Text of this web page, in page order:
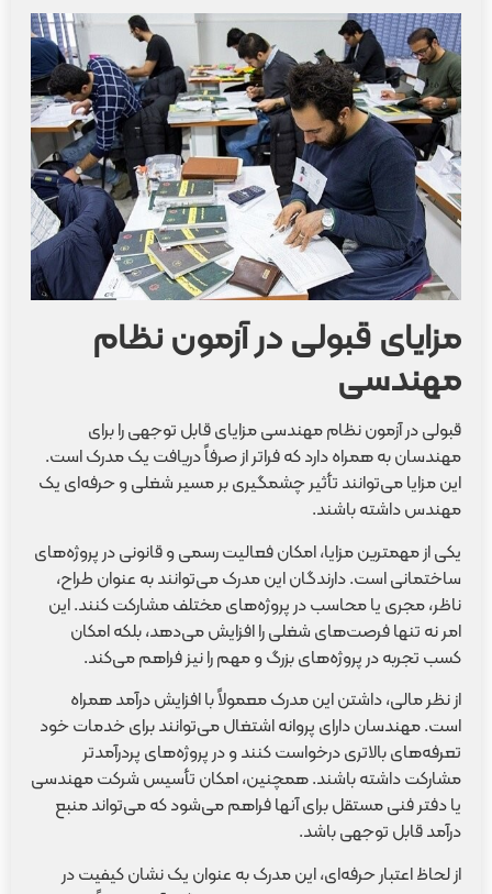
مزایای قبولی در آزمون نظام
مهندسی
قبولی در آزمون نظام مهندسی مزایای قابل توجهی را برای
مهندسان به همراه دارد که فراتر از صرفاً دریافت یک مدرک است.
این مزایا می‌توانند تأثیر چشمگیری بر مسیر شغلی و حرفه‌ای یک
مهندس داشته باشند.
یکی از مهمترین مزایا، امکان فعالیت رسمی و قانونی در پروژه‌های
ساختمانی است. دارندگان این مدرک می‌توانند به عنوان طراح،
ناظر، مجری یا محاسب در پروژه‌های مختلف مشارکت کنند. این
امر نه تنها فرصت‌های شغلی را افزایش می‌دهد، بلکه امکان
کسب تجربه در پروژه‌های بزرگ و مهم را نیز فراهم می‌کند.
از نظر مالی، داشتن این مدرک معمولاً با افزایش درآمد همراه
است. مهندسان دارای پروانه اشتغال می‌توانند برای خدمات خود
تعرفه‌های بالاتری درخواست کنند و در پروژه‌های پردرآمدتر
مشارکت داشته باشند. همچنین، امکان تأسیس شرکت مهندسی
یا دفتر فنی مستقل برای آنها فراهم می‌شود که می‌تواند منبع
درآمد قابل توجهی باشد.
از لحاظ اعتبار حرفه‌ای، این مدرک به عنوان یک نشان کیفیت در